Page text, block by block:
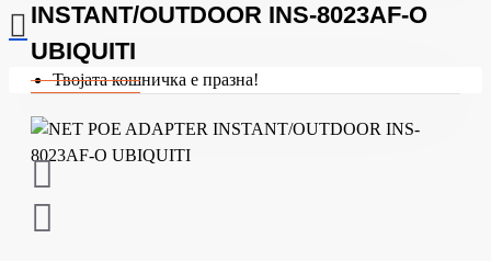
Твојата кошничка е празна!
INSTANT/OUTDOOR INS-8023AF-O
UBIQUITI